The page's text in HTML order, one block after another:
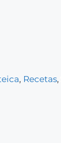
, Recetas,